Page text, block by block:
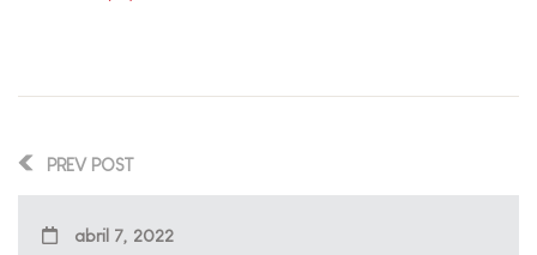
PREV POST
abril 7, 2022